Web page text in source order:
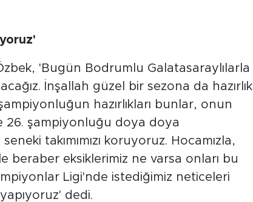
'Bugün Bodrumlu Galatasaraylılarla
İnşallah güzel bir sezona da hazırlık
hazırlıkları bunlar, onun
26. şampiyonluğu doya doya
takımımızı koruyoruz. Hocamızla,
beraber eksiklerimiz ne varsa onları bu
Ligi'nde istediğimiz neticeleri
dedi.